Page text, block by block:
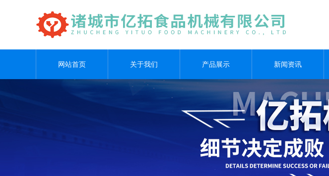
网站首页 关于我们 产品展示 新闻资讯